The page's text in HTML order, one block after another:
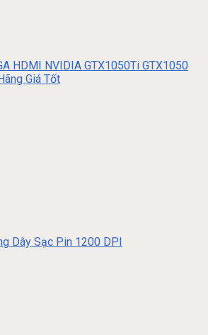
HDMI NVIDIA GTX1050Ti GTX1050
Giá Tốt
Dây Sạc Pin 1200 DPI